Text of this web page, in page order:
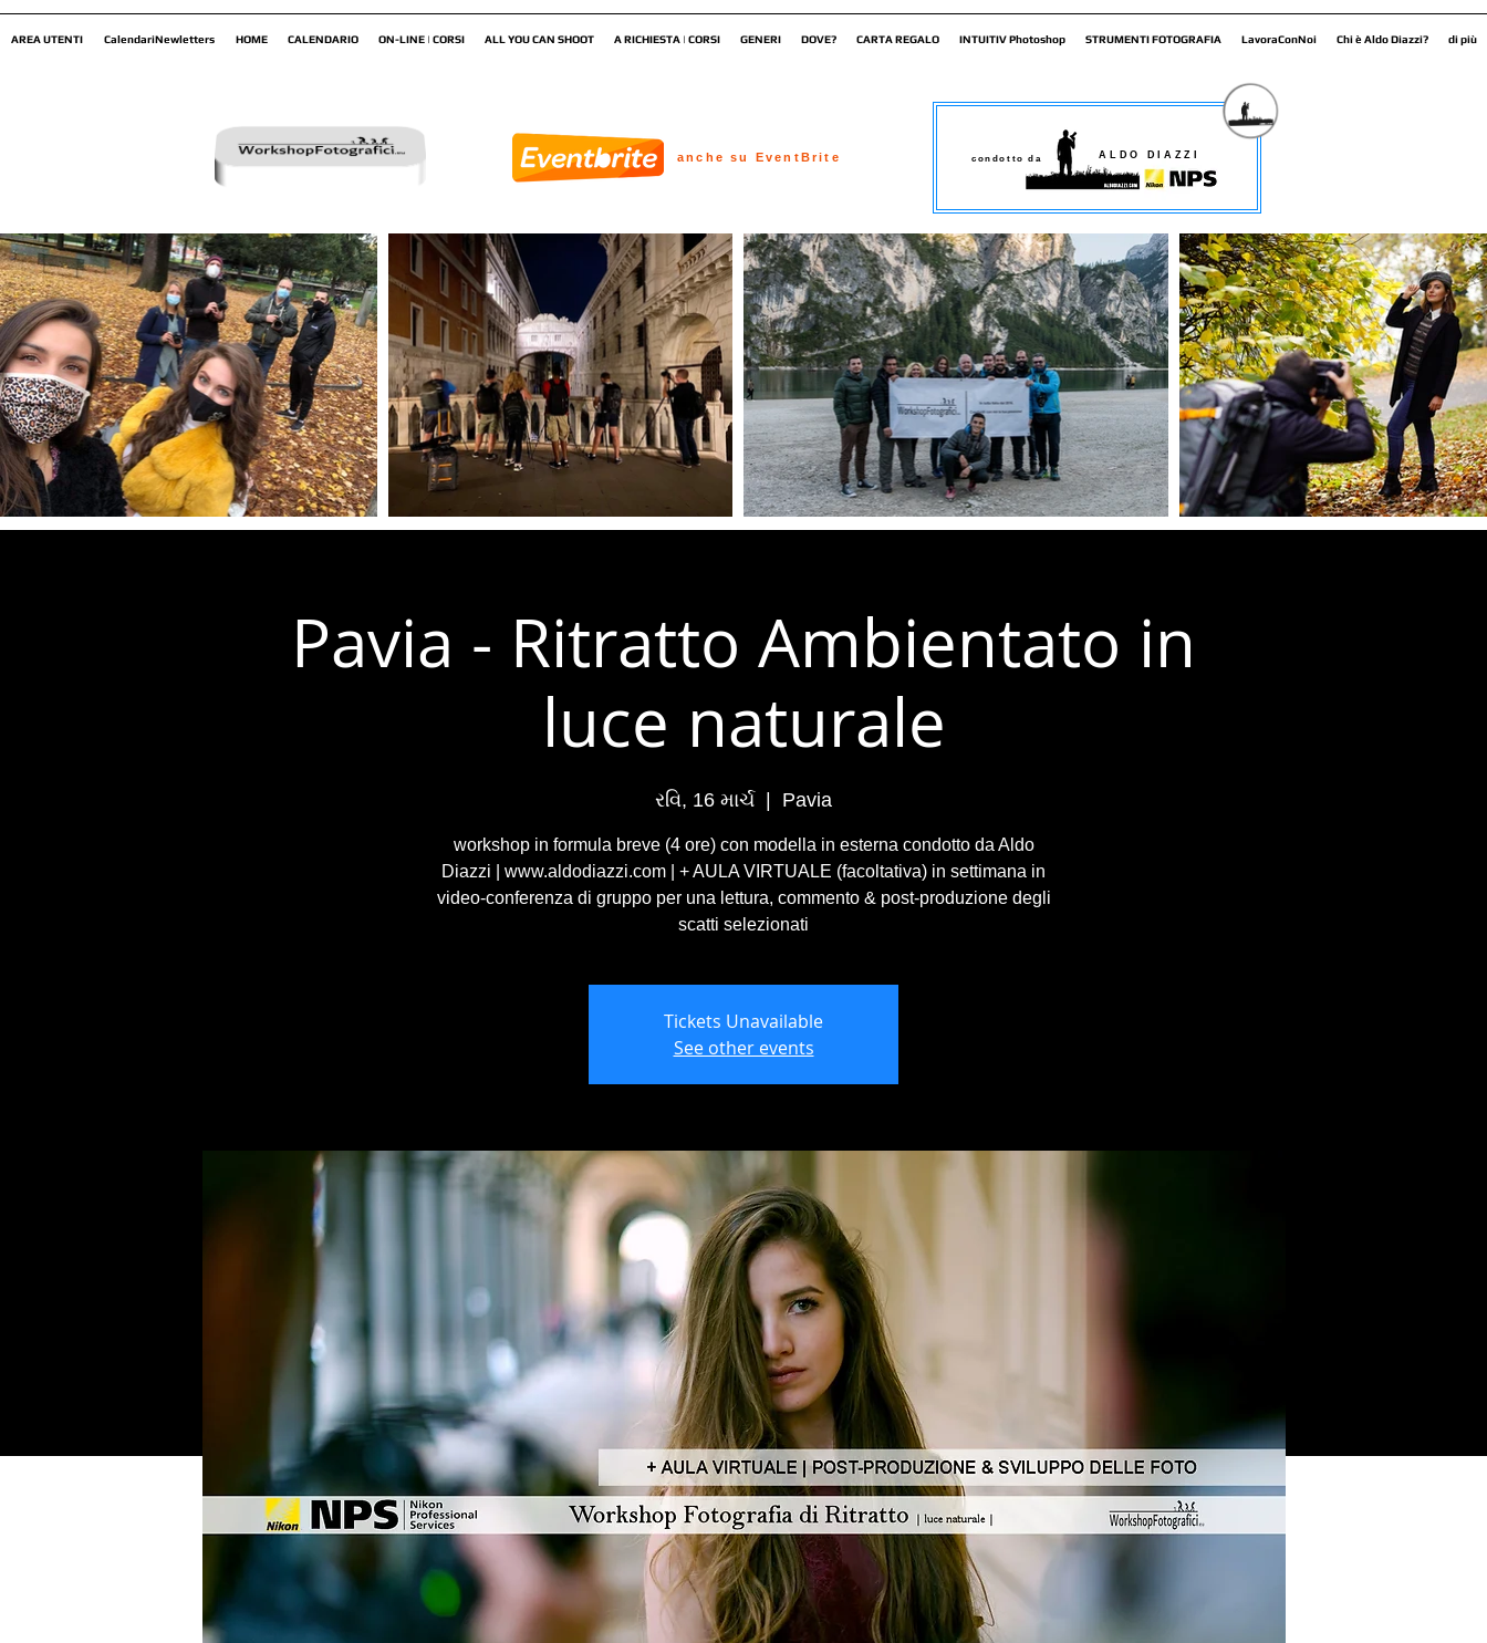
AREA UTENTI CalendariNewletters HOME CALENDARIO ON-LINE | CORSI ALL YOU CAN SHOOT A RICHIESTA | CORSI GENERI DOVE? CARTA REGALO INTUITIV Photoshop STRUMENTI FOTOGRAFIA LavoraConNoi Chi è Aldo Diazzi? di più
Pavia - Ritratto Ambientato in
luce naturale
રવિ, 16 માર્ચ Pavia
workshop in formula breve (4 ore) con modella in esterna condotto da Aldo
Diazzi | www.aldodiazzi.com | + AULA VIRTUALE (facoltativa) in settimana in
video-conferenza di gruppo per una lettura, commento & post-produzione degli
scatti selezionati
Tickets Unavailable
See other events
condotto da ALDO DIAZZI
anche su EventBrite